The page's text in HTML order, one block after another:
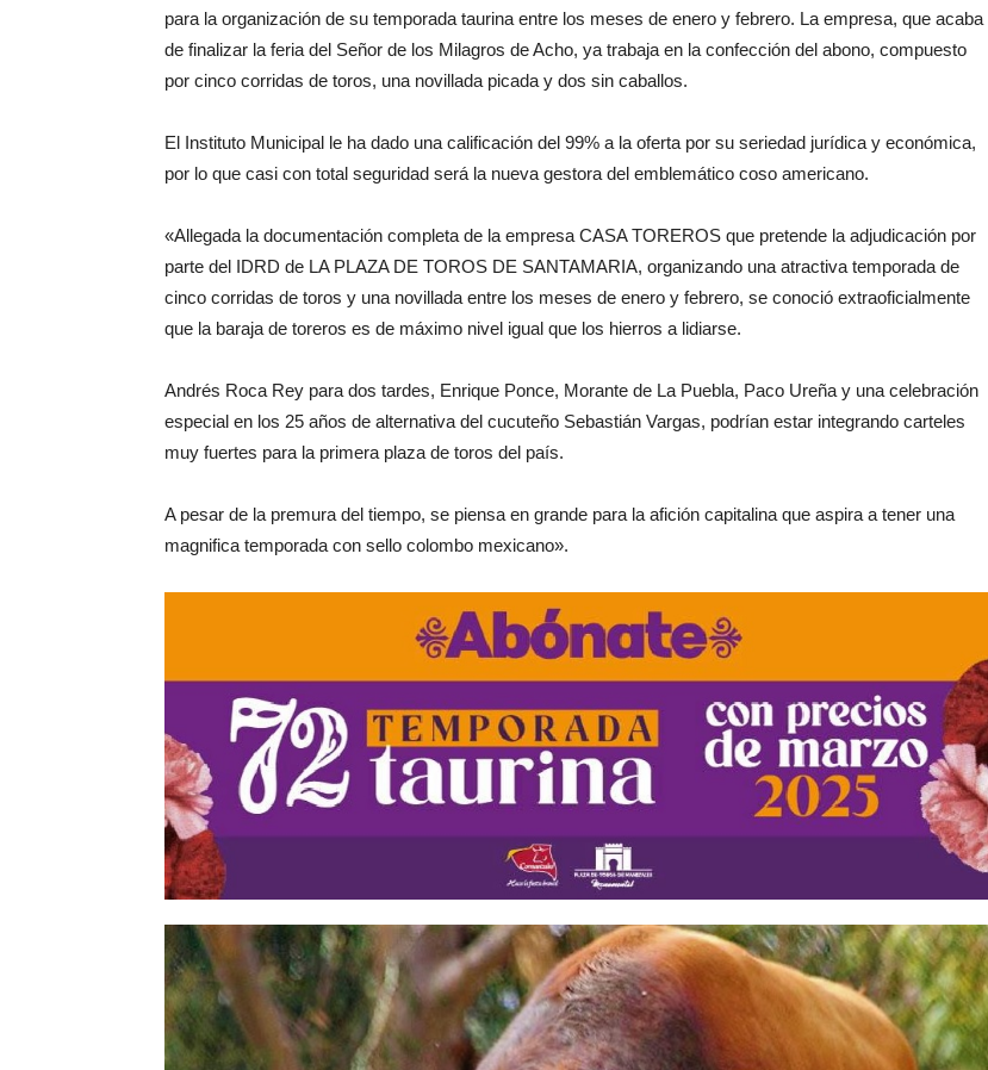
para la organización de su temporada taurina entre los meses de enero y febrero. La empresa, que acaba
de finalizar la feria del Señor de los Milagros de Acho, ya trabaja en la confección del abono, compuesto
por cinco corridas de toros, una novillada picada y dos sin caballos.
El Instituto Municipal le ha dado una calificación del 99% a la oferta por su seriedad jurídica y económica,
por lo que casi con total seguridad será la nueva gestora del emblemático coso americano.
«Allegada la documentación completa de la empresa CASA TOREROS que pretende la adjudicación por
parte del IDRD de LA PLAZA DE TOROS DE SANTAMARIA, organizando una atractiva temporada de
cinco corridas de toros y una novillada entre los meses de enero y febrero, se conoció extraoficialmente
que la baraja de toreros es de máximo nivel igual que los hierros a lidiarse.
Andrés Roca Rey para dos tardes, Enrique Ponce, Morante de La Puebla, Paco Ureña y una celebración
especial en los 25 años de alternativa del cucuteño Sebastián Vargas, podrían estar integrando carteles
muy fuertes para la primera plaza de toros del país.
A pesar de la premura del tiempo, se piensa en grande para la afición capitalina que aspira a tener una
magnifica temporada con sello colombo mexicano».